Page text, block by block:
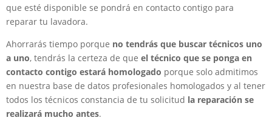
que esté disponible se pondrá en contacto contigo para
reparar tu lavadora.
Ahorrarás tiempo porque no tendrás que buscar técnicos uno
a uno, tendrás la certeza de que el técnico que se ponga en
contacto contigo estará homologado porque solo admitimos
en nuestra base de datos profesionales homologados y al tener
todos los técnicos constancia de tu solicitud la reparación se
realizará mucho antes.